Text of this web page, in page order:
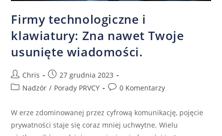
Firmy technologiczne i
klawiatury: Zna nawet Twoje
usunięte wiadomości.
Chris
27 grudnia 2023
Nadzór / Porady PRVCY 0 Komentarzy
W erze zdominowanej przez cyfrową komunikację, pojęcie
prywatności staje się coraz mniej uchwytne. Wielu